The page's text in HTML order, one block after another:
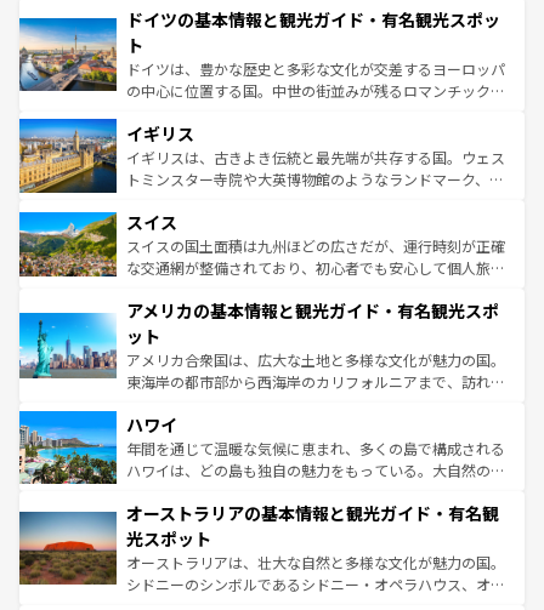
せる。地方によって風土や気候が異なるスペインはその個
ンテンツ一覧 を参照してほしい。
で、幅広い魅力が詰まっている。華麗な宮殿、歴史的な大
聖堂、美しいビーチ、そして豊かな自然が、訪れる者を心
から魅了する。また、フランスは美食の国としても知ら
れ、フランス料理はユネスコ無形文化遺産にも登録されて
香り高いラベンダー畑など、多彩な楽しみ方が可能だ。さ
らに、パリ以外の地域にも魅力が溢れており、どの街角に
も豊かな歴史と文化が息づいている。パリ以外の個性あふ
を参照してほしい。
ドイツの基本情報と観光ガイド・有名観光スポッ
ト
ドイツは、豊かな歴史と多彩な文化が交差するヨーロッパ
の中心に位置する国。中世の街並みが残るロマンチック街
顔を持つこの国は、どこを歩いても飽きることがない。ベ
ルリンの文化的活気、バイエルン州のアルプスの絶景、そ
してライン川沿いのワイン畑といった風景は必見。ビール
は、お酒好きな人にはぜひ体験してほしい。 なお、新着の
ドイツ情報はコンテンツ一覧を参照してほしい。
イギリス
イギリスは、古きよき伝統と最先端が共存する国。ウェス
トミンスター寺院や大英博物館のようなランドマーク、歴
リアごとに異なる魅力がある。また、優雅なアフタヌーン
ティー、ビール好きにはたまらない英国パブ、サッカー観
戦など、本場だからこそできる体験も豊富。イギリスを旅
ンツ一覧を参照してほしい。
スイス
スイスの国土面積は九州ほどの広さだが、運行時刻が正確
な交通網が整備されており、初心者でも安心して個人旅行
の建物がそのまま残る町や、スイスならではのユニークな
博物館もあり、アルプス観光だけでなく町歩きも満喫する
ことができる。国民の所得が高いため物価も高いが、旅行
者向けの交通パス提供のサービスもあり、うまく活用すれ
着のスイス情報は
アメリカの基本情報と観光ガイド・有名観光スポ
ット
アメリカ合衆国は、広大な土地と多様な文化が魅力の国。
東海岸の都市部から西海岸のカリフォルニアまで、訪れる
のような巨大都市は、観光、ショッピング、エンターテイ
ンメントが詰まった刺激的なスポットだ。一方、アメリカ
西部には大自然が広がり、グランドキャニオンやイエロー
部のニューオーリンズでは、音楽と美食が融合した独特の
文化が魅力。旅行者はアメリカの各地域で異なる魅力を楽
しみながら、その多様性と豊かな歴史を感じることができ
るだろう。車でのロードトリップや列車の旅も、アメリカ
ハワイ
年間を通じて温暖な気候に恵まれ、多くの島で構成される
ハワイは、どの島も独自の魅力をもっている。大自然の神
ワイ島は見逃せない。また、定番の観光地といえばオアフ
島だが、静かな自然を求めるならマウイ島やカウアイ島が
おすすめ。エメラルドグリーンに輝く海をはじめ、豊かな
文化や歴史が息づいている。「アロハスピリット」と呼ば
オーストラリアの基本情報と観光ガイド・有名観
光スポット
オーストラリアは、壮大な自然と多様な文化が魅力の国。
シドニーのシンボルであるシドニー・オペラハウス、オー